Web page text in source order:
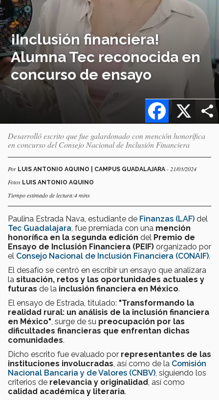
¡Inclusión financiera!
Alumna Tec reconocida en
concurso de ensayo
X
Facebook
Desarrolló escrito que fue galardonado con mención honorífica
en concurso del Consejo Nacional de Inclusión Financiera
Por LUIS ANTONIO AQUINO | CAMPUS GUADALAJARA - 21/03/2024
Fotos LUIS ANTONIO AQUINO
Tiempo estimado de lectura:4 mins
Paulina Estrada Nava, estudiante de Finanzas (LAF) del
Tec Guadalajara , fue premiada con una mención
honorífica en la segunda edición del Premio de
Ensayo de Inclusión Financiera (PEIF) organizado por
el Consejo Nacional de Inclusión Financiera (CONAIF).
El desafío se centró en escribir un ensayo que analizara
la situación, retos y las oportunidades actuales y
futuras de la inclusión financiera en México.
El ensayo de Estrada, titulado: "Transformando la
realidad rural: un análisis de la inclusión financiera
en México" , surge de su preocupación por las
dificultades financieras que enfrentan dichas
comunidades.
Dicho escrito fue evaluado por representantes de las
instituciones involucradas , así como de la Comisión
Nacional Bancaria y de Valores (CNBV) , siguiendo los
criterios de relevancia y originalidad , así como
calidad académica y literaria.